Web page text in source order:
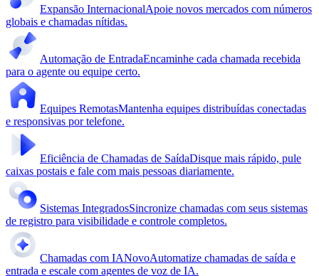
Expansão InternacionalApoie novos mercados com números
globais e chamadas nítidas.
Automação de EntradaEncaminhe cada chamada recebida
para o agente ou equipe certo.
Equipes RemotasMantenha equipes distribuídas conectadas
e responsivas por telefone.
Eficiência de Chamadas de SaídaDisque mais rápido, pule
caixas postais e fale com mais pessoas diariamente.
Sistemas IntegradosSincronize chamadas com seus sistemas
de registro para visibilidade e controle completos.
Chamadas com IANovoAutomatize chamadas de saída e
entrada e escale com agentes de voz de IA.